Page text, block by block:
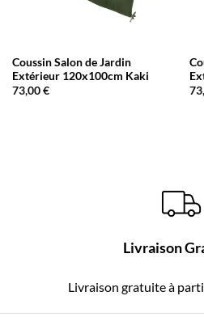
Coussin Salon de Jardin
Extérieur 120x100cm Kaki
73,00€
Livraison
Livraison gratuite à